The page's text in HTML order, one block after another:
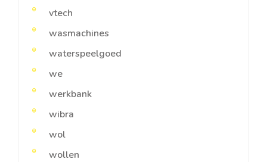
vtech
wasmachines
waterspeelgoed
we
werkbank
wibra
wol
wollen